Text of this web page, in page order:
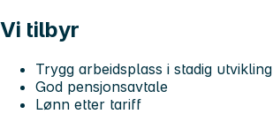
Vi tilbyr
Trygg arbeidsplass i stadig utvikling
God pensjonsavtale
Lønn etter tariff